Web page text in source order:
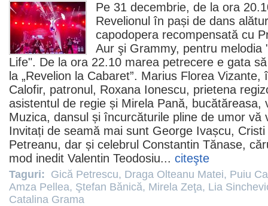
Pe 31 decembrie, de la ora
Revelionul în pași de dans
capodopera recompensată cu
Aur şi Grammy, pentru melodia
Life". De la ora 22.10 marea petrecere e gata
la „Revelion la Cabaret”. Marius Florea Vizante,
Calofir, patronul, Roxana Ionescu, prietena
asistentul de regie și Mirela Pană, bucătăreasa,
Muzica, dansul și încurcăturile pline de umor vă
Invitați de seamă mai sunt George Ivașcu, Cristi
Petreanu, dar și celebrul Constantin Tănase,
mod inedit Valentin Teodosiu... citeşte
Taguri: Gică Petrescu, Draga Olteanu Matei, Puiu
Amza Pellea, Ştefan Bănică, Mirela Zeţa, Lia
Catalina Grama